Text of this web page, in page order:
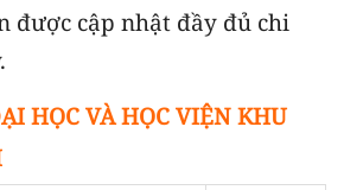
được cập nhật đầy đủ chi
HỌC VÀ HỌC VIỆN KHU